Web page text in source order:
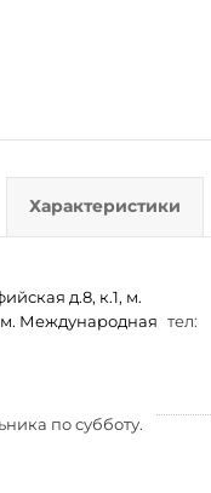
Характеристики
д.8, к.1, м.
м. Международная тел:
по субботу.